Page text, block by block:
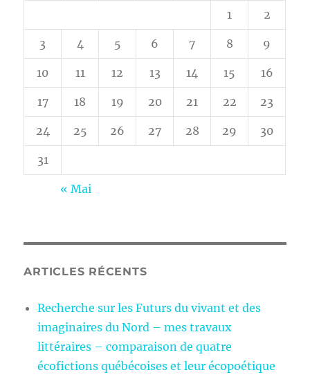
1 2
3 4 5 6 7 8 9
10 11 12 13 14 15 16
17 18 19 20 21 22 23
24 25 26 27 28 29 30
31
« Mai
ARTICLES RÉCENTS
Recherche sur les Futurs du vivant et des
imaginaires du Nord – mes travaux
littéraires – comparaison de quatre
écofictions québécoises et leur écopoétique